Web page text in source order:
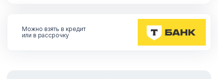
Можно взять в кредит
или в рассрочку